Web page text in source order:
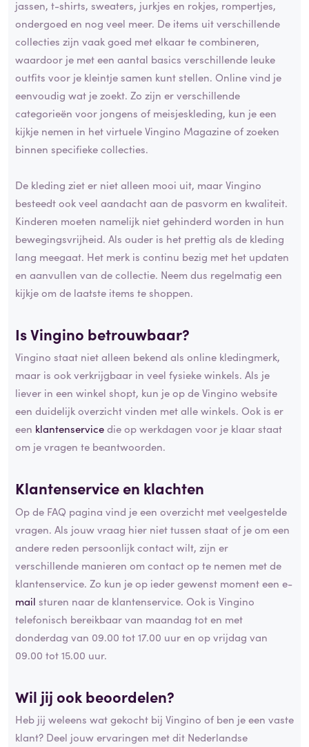
jassen, t-shirts, sweaters, jurkjes en rokjes, rompertjes,
ondergoed en nog veel meer. De items uit verschillende
collecties zijn vaak goed met elkaar te combineren,
waardoor je met een aantal basics verschillende leuke
outfits voor je kleintje samen kunt stellen. Online vind je
eenvoudig wat je zoekt. Zo zijn er verschillende
categorieën voor jongens of meisjeskleding, kun je een
kijkje nemen in het virtuele Vingino Magazine of zoeken
binnen specifieke collecties.
De kleding ziet er niet alleen mooi uit, maar Vingino
besteedt ook veel aandacht aan de pasvorm en kwaliteit.
Kinderen moeten namelijk niet gehinderd worden in hun
bewegingsvrijheid. Als ouder is het prettig als de kleding
lang meegaat. Het merk is continu bezig met het updaten
en aanvullen van de collectie. Neem dus regelmatig een
kijkje om de laatste items te shoppen.
Is Vingino betrouwbaar?
Vingino staat niet alleen bekend als online kledingmerk,
maar is ook verkrijgbaar in veel fysieke winkels. Als je
liever in een winkel shopt, kun je op de Vingino website
een duidelijk overzicht vinden met alle winkels. Ook is er
een klantenservicedie op werkdagen voor je klaar staat
om je vragen te beantwoorden.
Klantenservice en klachten
Op de FAQ pagina vind je een overzicht met veelgestelde
vragen. Als jouw vraag hier niet tussen staat of je om een
andere reden persoonlijk contact wilt, zijn er
verschillende manieren om contact op te nemen met de
klantenservice. Zo kun je op ieder gewenst moment een e-
mail sturen naar de klantenservice. Ook is Vingino
telefonisch bereikbaar van maandag tot en met
donderdag van 09.00 tot 17.00 uur en op vrijdag van
09.00 tot 15.00 uur.
Wil jij ook beoordelen?
Heb jij weleens wat gekocht bij Vingino of ben je een vaste
klant? Deel jouw ervaringen met dit Nederlandse